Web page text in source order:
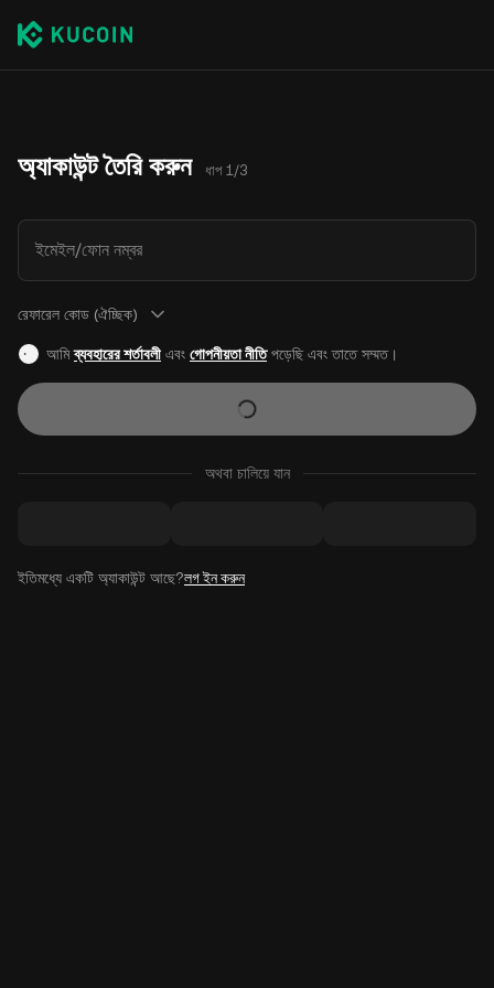
অ্যাকাউন্ট তৈরি করুন ধাপ 1/3
ইমেইল/ফোন নম্বর
রেফারেল কোড (ঐচ্ছিক)
আমিব্যবহারের শর্তাবলীএবং গোপনীয়তা নীতিপড়েছি এবং তাতে সম্মত।
অথবা চালিয়ে যান
ইতিমধ্যে একটি অ্যাকাউন্ট আছে?লগ ইন করুন